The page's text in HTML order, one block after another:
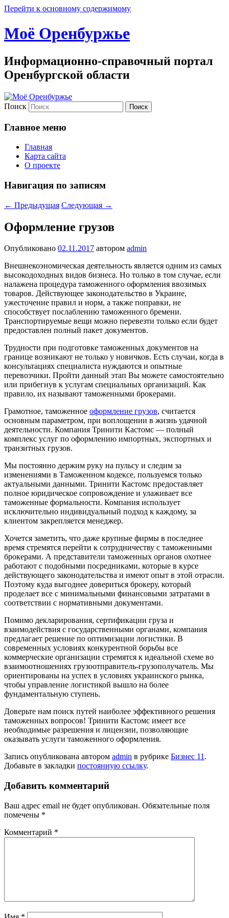
Перейти к основному содержимому
Моё Оренбуржье
Информационно-справочный портал
Оренбургской области
Поиск
Главное меню
Главная
Карта сайта
О проекте
Навигация по записям
← Предыдущая Следующая →
Оформление грузов
Опубликовано 02.11.2017 автором admin
Внешнекоэномическая деятельность является одним из самых
высокодоходных видов бизнеса. Но только в том случае, если
налажена процедура таможенного оформления ввозимых
товаров. Действующее законодательство в Украине,
ужесточение правил и норм, а также поправки, не
способствует послаблению таможенного бремени.
Транспортируемые вещи можно перевезти только если будет
предоставлен полный пакет документов.
Трудности при подготовке таможенных документов на
границе возникают не только у новичков. Есть случаи, когда в
консультациях специалиста нуждаются и опытные
перевозчики. Пройти данный этап Вы можете самостоятельно
или прибегнув к услугам специальных организаций. Как
правило, их называют таможенными брокерами.
Грамотное, таможенное оформление грузов, считается
основным параметром, при воплощении в жизнь удачной
деятельности. Компания Тринити Кастомс — полный
комплекс услуг по оформлению импортных, экспортных и
транзитных грузов.
Мы постоянно держим руку на пульсу и следим за
изменениями в Таможенном кодексе, пользуемся только
актуальными данными. Тринити Кастомс предоставляет
полное юридическое сопровождение и улаживает все
таможенные формальности. Компания использует
исключительно индивидуальный подход к каждому, за
клиентом закрепляется менеджер.
Хочется заметить, что даже крупные фирмы в последнее
время стремятся перейти к сотрудничеству с таможенными
брокерами. А представители таможенных органов охотнее
работают с подобными посредниками, которые в курсе
действующего законодательства и имеют опыт в этой отрасли.
Поэтому куда выгоднее довериться брокеру, который
проделает все с минимальными финансовыми затратами в
соответствии с нормативными документами.
Помимо декларирования, сертификации груза и
взаимодействия с государственными органами, компания
предлагает решение по оптимизации логистики. В
современных условиях конкурентной борьбы все
коммерческие организации стремятся к идеальной схеме во
взаимоотношениях грузоотправитель-грузополучатель. Мы
ориентированы на успех в условиях украинского рынка,
чтобы управление логистикой вышло на более
фундаментальную ступень.
Доверьте нам поиск путей наиболее эффективного решения
таможенных вопросов! Тринити Кастомс имеет все
необходимые разрешения и лицензии, позволяющие
оказывать услуги таможенного оформления.
Запись опубликована автором admin в рубрике Бизнес 11.
Добавьте в закладки постоянную ссылку.
Добавить комментарий
Ваш адрес email не будет опубликован. Обязательные поля
помечены *
Комментарий *